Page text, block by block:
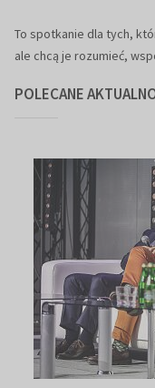
To spotkanie dla tych,
ale chcą je rozumieć,
POLECANE